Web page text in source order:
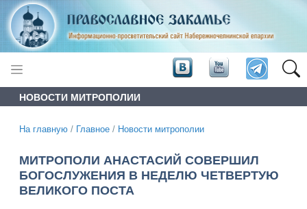
НОВОСТИ МИТРОПОЛИИ
На главную / Главное / Новости митрополии
МИТРОПОЛИ АНАСТАСИЙ СОВЕРШИЛ
БОГОСЛУЖЕНИЯ В НЕДЕЛЮ ЧЕТВЕРТУЮ
ВЕЛИКОГО ПОСТА